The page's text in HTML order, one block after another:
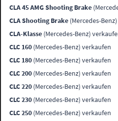
CLA 45 AMG Shooting Brake
CLA Shooting Brake (Mercedes-
CLA-Klasse (Mercedes-Benz)
CLC 160 (Mercedes-Benz) verkaufen
CLC 180 (Mercedes-Benz) verkaufen
CLC 200 (Mercedes-Benz) verkaufen
CLC 220 (Mercedes-Benz) verkaufen
CLC 230 (Mercedes-Benz) verkaufen
CLC 250 (Mercedes-Benz) verkaufen